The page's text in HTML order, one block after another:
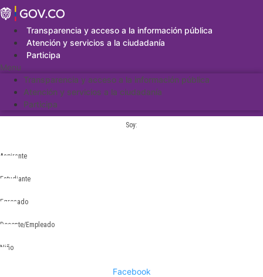
Saltar
al
contenidoTransparencia y acceso a la información pública
Atención y servicios a la ciudadanía
Participa
Menu
Transparencia y acceso a la información pública
Atención y servicios a la ciudadanía
Participa
Soy:
Aspirante
Estudiante
Egresado
Docente/Empleado
Niño
Facebook